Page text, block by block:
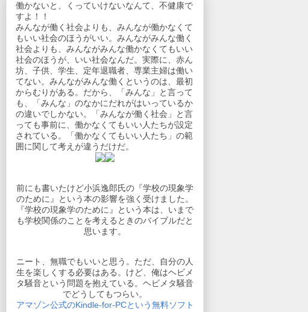
働かないと、くっていけないなんて、不健康で
すよ！！
みんなが働く社会よりも、みんなが働かなくて
もいい社会のほうがいい。みんながみんな働く
社会よりも、みんながみんな働かなくてもいい
社会のほうが、いい社会なんだ。実際に、赤ん
坊、子供、学生、定年退職者、専業主婦は働い
てない。みんながみんな働くというのは、最初
からむりがある。だから、「みんな」と言って
も、「みんな」のなかにだれがはいっているか
の違いでしかない。「みんなが働く社会」と言
っても事前に、働かなくてもいい人たちが設定
されている。「働かなくてもいい人たち」の範
囲に関して考えが違うだけだ。
前にも書いたけど小浜逸郎氏の『学校の現象学
のために』という本の影響を強く受けました。
『学校の現象学のために』という本は、いまで
も学校関係のことを考えるときのバイブルだと
思います。
ニート、無職でもいいと思う。ただ、自分の人
生を楽しくする必要はある。けど、俺はヘビメ
タ騒音という問題を抱えている。ヘビメタ騒音
でどうしてもつらい。
アマゾン公式のKindle-for-PCという無料ソフト